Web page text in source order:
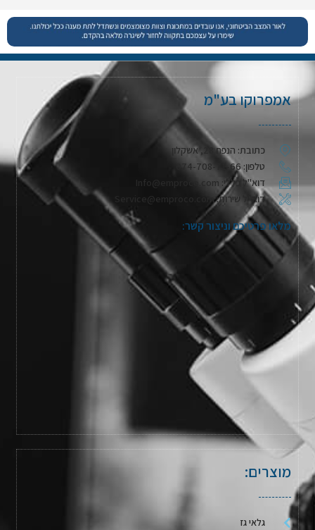
אמפרוקו בע"מ
כתובת: הנפח 28, אשקלון
טלפון: 074-708-71-66
דוא"ל כללי: Info@emproco.com
דוא"ל שירות: Service@emproco.com
מלאו פרטיכם וניצור קשר:
מוצרים:
גלאי גז